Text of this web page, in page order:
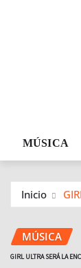
MÚSICA
Inicio
MÚSICA
GIRL ULTRA SERÁ LA